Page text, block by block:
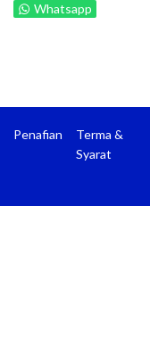
Whatsapp
Penafian
Terma &
Syarat